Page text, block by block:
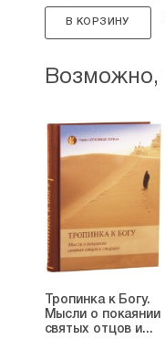
В КОРЗИНУ
Возможно,
Тропинка к Богу.
Мысли о покаянии
святых отцов и...